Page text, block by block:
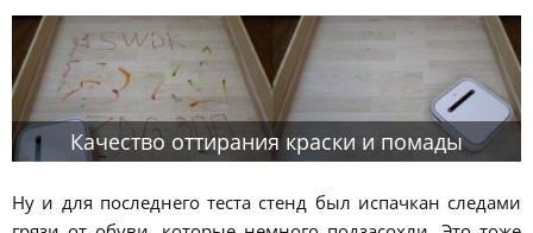
Качество оттирания краски и помады
Ну и для последнего теста стенд был испачкан следами